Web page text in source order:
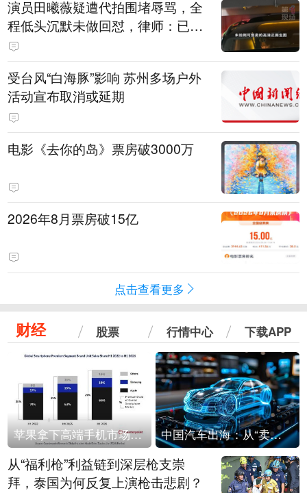
演员田曦薇疑遭代拍围堵辱骂，全
程低头沉默未做回怼，律师：已超
出公众人物应容忍的合理界限
受台风“白海豚”影响 苏州多场户外
活动宣布取消或延期
电影《去你的岛》票房破3000万
2026年8月票房破15亿
点击查看更多
财经 股票 行情中心 下载APP
苹果拿下高端手机市场65%的份额：iPhone 17系列功不可没 中国汽车出海：从“卖出去”到“走进去”
从“福利枪”利益链到深层枪支崇
拜，泰国为何反复上演枪击悲剧？